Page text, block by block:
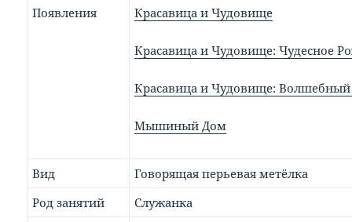
Появления Красавица и Чудовище
Красавица и Чудовище: Чудесное
Красавица и Чудовище:
Мышиный Дом
Вид
Говорящая перьевая метёлка
Род занятий
Служанка